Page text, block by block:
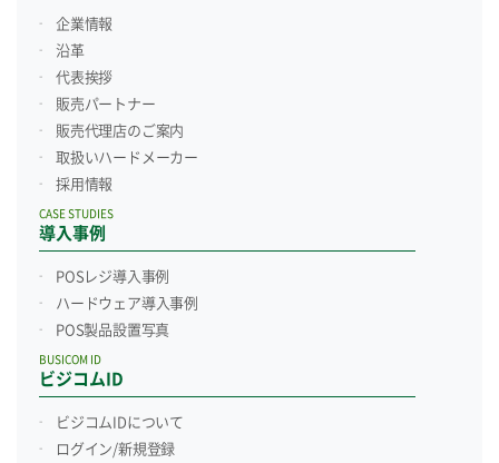
企業情報
沿革
代表挨拶
販売パートナー
販売代理店のご案内
取扱いハードメーカー
採用情報
導入事例
CASE STUDIES
POSレジ導入事例
ハードウェア導入事例
POS製品設置写真
ビジコムID
BUSICOM ID
ビジコムIDについて
ログイン/新規登録